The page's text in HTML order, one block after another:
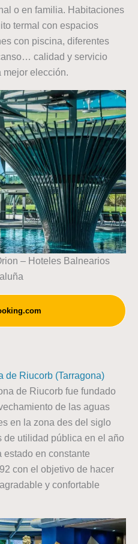
o en familia. Habitaciones
termal con espacios
con piscina, diferentes
calidad y servicio
mejor elección.
– Hoteles Balnearios
de Riucorb (Tarragona)
de Riucorb fue fundado
de las aguas
en la zona des del siglo
de utilidad pública en el año
estado en constante
con el objetivo de hacer
y confortable